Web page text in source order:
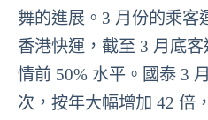
舞的進展。3 月份的乘客
香港快運，截至 3 月底
情前 50% 水平。國泰 3
次，按年大幅增加 42 倍